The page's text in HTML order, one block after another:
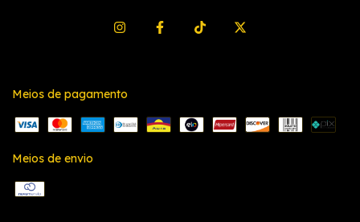
Meios de pagamento
Meios de envio